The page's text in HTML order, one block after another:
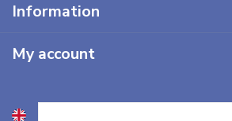
Information
My account